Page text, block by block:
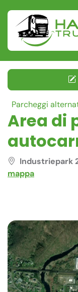
Parcheggi
Area di
Industriepark
mappa